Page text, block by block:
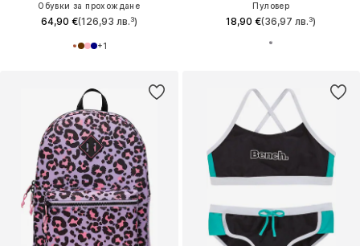
Обувки за прохождане
64,90 €(126,93 лв.³)
+1
Пуловер
18,90 €(36,97 лв.³)